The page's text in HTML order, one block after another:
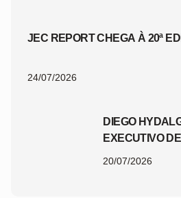
JEC REPORT CHEGA À 20ª
24/07/2026
DIEGO
EXECUTIVO
20/07/2026